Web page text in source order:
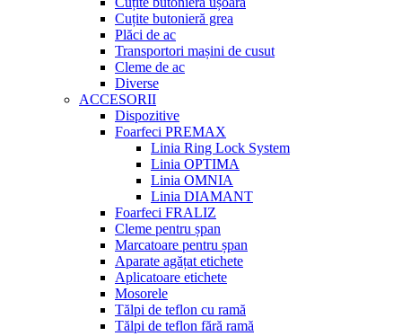
Cuțite butonieră grea
Plăci de ac
Transportori mașini de cusut
Cleme de ac
Diverse
ACCESORII
Dispozitive
Foarfeci PREMAX
Linia Ring Lock System
Linia OPTIMA
Linia OMNIA
Linia DIAMANT
Foarfeci FRALIZ
Cleme pentru șpan
Marcatoare pentru șpan
Aparate agățat etichete
Aplicatoare etichete
Mosorele
Tălpi de teflon cu ramă
Tălpi de teflon fără ramă